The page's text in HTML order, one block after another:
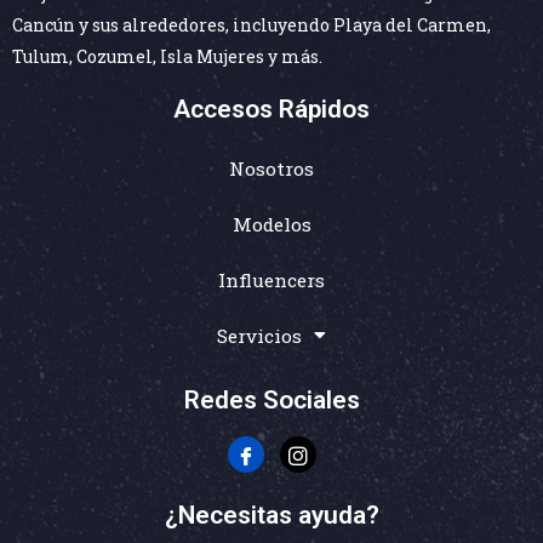
Cancún y sus alrededores, incluyendo Playa del Carmen,
Tulum, Cozumel, Isla Mujeres y más.
Accesos Rápidos
Nosotros
Modelos
Influencers
Servicios
Redes Sociales
¿Necesitas ayuda?